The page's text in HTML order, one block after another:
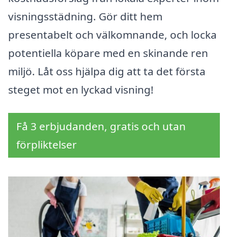
visningsstädning. Gör ditt hem
presentabelt och välkomnande, och locka
potentiella köpare med en skinande ren
miljö. Låt oss hjälpa dig att ta det första
steget mot en lyckad visning!
Få 3 erbjudanden, gratis och utan
förpliktelser